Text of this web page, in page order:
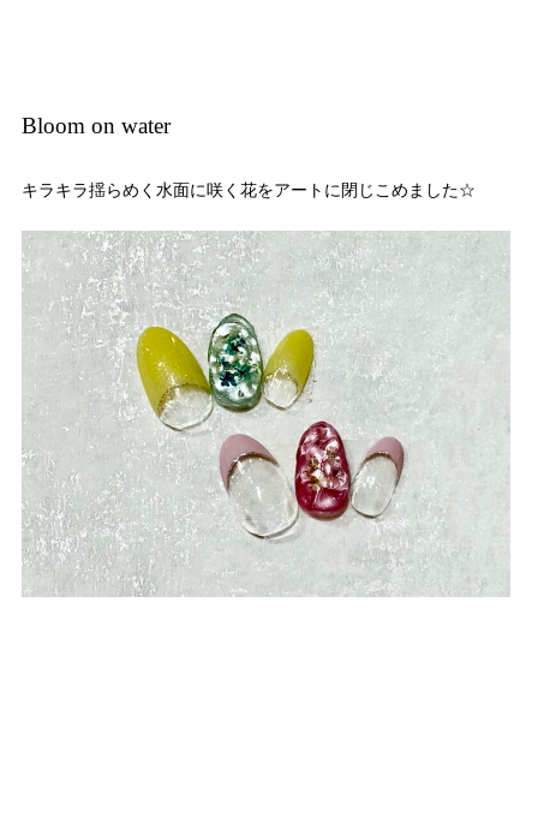
Bloom on water
キラキラ揺らめく水面に咲く花をアートに閉じこめました☆